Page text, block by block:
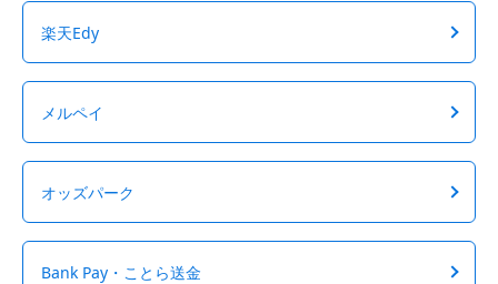
楽天Edy
メルペイ
オッズパーク
Bank Pay・ことら送金